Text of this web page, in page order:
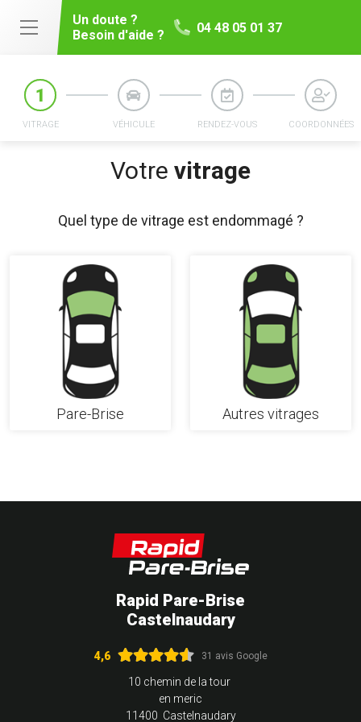
Un doute ?
Besoin d'aide ?
04 48 05 01 37
Votre vitrage
VITRAGE VÉHICULE RENDEZ-VOUS COORDONNÉES
Quel type de vitrage est endommagé ?
Pare-Brise Autres vitrages
Rapid Pare-Brise
Castelnaudary
4,6 31 avis Google
10 chemin de la tour
en meric
11400 Castelnaudary